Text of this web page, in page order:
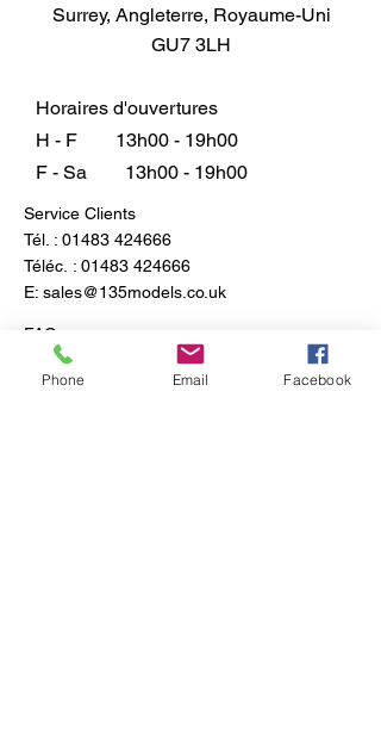
Surrey, Angleterre, Royaume-Uni
GU7 3LH
Horaires d'ouvertures
H - F
13h00 - 19h00
F - Sa
13h00 - 19h00
Service Clients
Tél. : 01483 424666
Téléc. : 01483 424666
E: sales@135models.co.uk
FAQ
Expédition & retours
Politique du magasin
Phone Email Facebook